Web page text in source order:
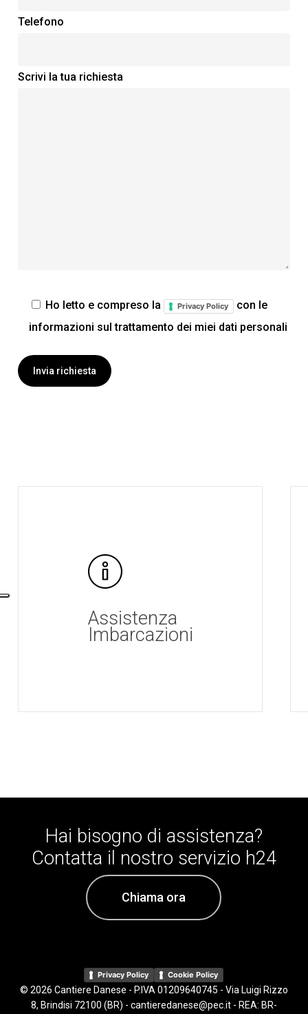
Telefono
Scrivi la tua richiesta
Ho letto e compreso la Privacy Policy
con le
informazioni sul trattamento dei miei dati personali
Assistenza
Imbarcazioni
Hai bisogno di assistenza?
Contatta il nostro servizio h24
Chiama ora
Privacy Policy Cookie Policy
© 2026 Cantiere Danese - P.IVA 01209640745 - Via Luigi Rizzo
8, Brindisi 72100 (BR) - cantieredanese@pec.it - REA: BR-